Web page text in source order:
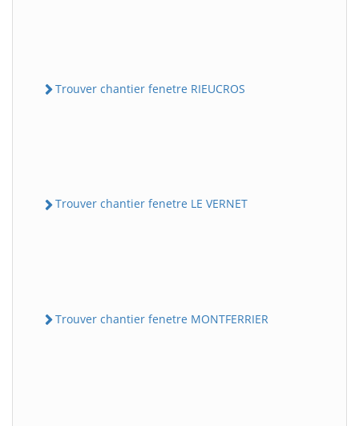
Trouver chantier fenetre RIEUCROS
Trouver chantier fenetre LE VERNET
Trouver chantier fenetre MONTFERRIER